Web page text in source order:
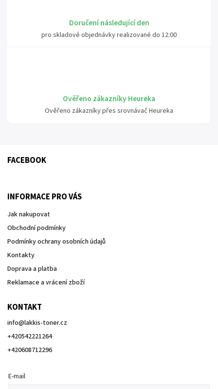
Doručení následující den
pro skladové objednávky realizované do 12:00
Ověřeno zákazníky Heureka
Ověřeno zákazníky přes srovnávač Heureka
FACEBOOK
INFORMACE PRO VÁS
Jak nakupovat
Obchodní podmínky
Podmínky ochrany osobních údajů
Kontakty
Doprava a platba
Reklamace a vrácení zboží
KONTAKT
info@lakkis-toner.cz
+420542221264
+420608712296
E-mail